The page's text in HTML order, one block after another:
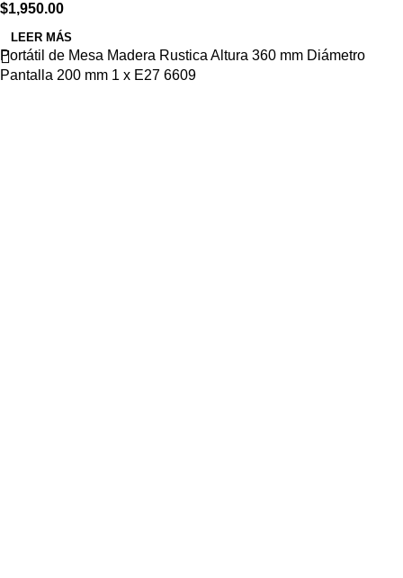
$1,950.00
LEER MÁS
Portátil de Mesa Madera Rustica Altura 360 mm Diámetro
Pantalla 200 mm 1 x E27 6609